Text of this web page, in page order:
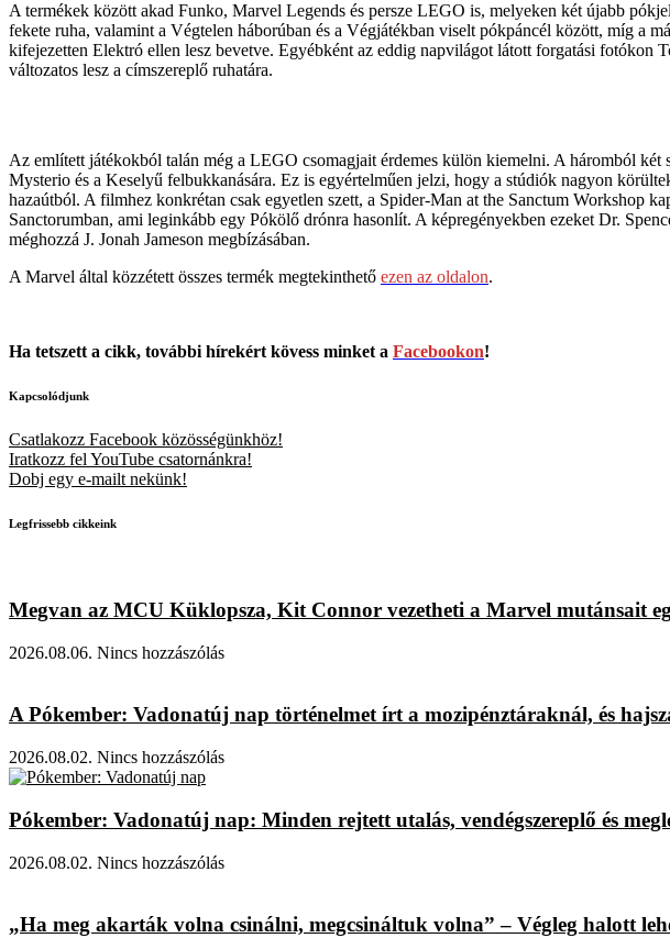
A termékek között akad Funko, Marvel Legends és persze LEGO is, melyeken két újabb
fekete ruha, valamint a Végtelen háborúban és a Végjátékban viselt pókpáncél között, míg a
kifejezetten Elektró ellen lesz bevetve. Egyébként az eddig napvilágot látott forgatási fotókon
változatos lesz a címszereplő ruhatára.
Az említett játékokból talán még a LEGO csomagjait érdemes külön kiemelni. A háromból
Mysterio és a Keselyű felbukkanására. Ez is egyértelműen jelzi, hogy a stúdiók nagyon
hazaútból. A filmhez konkrétan csak egyetlen szett, a Spider-Man at the Sanctum Workshop
Sanctorumban, ami leginkább egy Pókölő drónra hasonlít. A képregényekben ezeket Dr.
méghozzá J. Jonah Jameson megbízásában.
A Marvel által közzétett összes termék megtekinthető ezen az oldalon.
Ha tetszett a cikk, további hírekért kövess minket a Facebookon!
Kapcsolódjunk
Csatlakozz Facebook közösségünkhöz!
Iratkozz fel YouTube csatornánkra!
Dobj egy e-mailt nekünk!
Legfrissebb cikkeink
Megvan az MCU Küklopsza, Kit Connor vezetheti a Marvel mutánsait
2026.08.06. Nincs hozzászólás
A Pókember: Vadonatúj nap történelmet írt a mozipénztáraknál, és
2026.08.02. Nincs hozzászólás
Pókember: Vadonatúj nap: Minden rejtett utalás, vendégszereplő és
2026.08.02. Nincs hozzászólás
„Ha meg akarták volna csinálni, megcsináltuk volna” – Végleg halott